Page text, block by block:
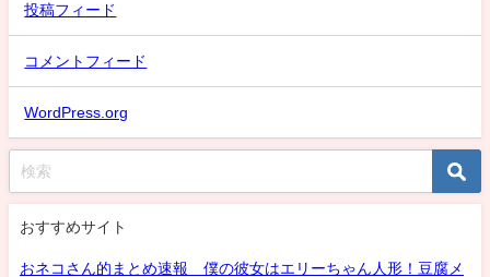
投稿フィード
コメントフィード
WordPress.org
おすすめサイト
おネコさん的まとめ速報 僕の彼女はエリーちゃん人形！豆腐メ